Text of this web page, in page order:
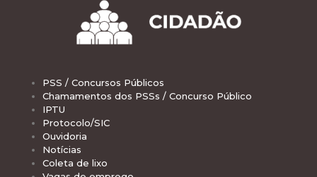
PSS / Concursos Públicos
Chamamentos dos PSSs / Concurso Público
IPTU
Protocolo/SIC
Ouvidoria
Notícias
Coleta de lixo